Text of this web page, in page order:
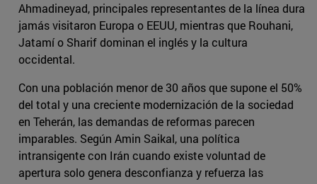
Ahmadineyad, principales representantes de la línea dura
jamás visitaron Europa o EEUU, mientras que Rouhani,
Jatamí o Sharif dominan el inglés y la cultura
occidental.
Con una población menor de 30 años que supone el 50%
del total y una creciente modernización de la sociedad
en Teherán, las demandas de reformas parecen
imparables. Según Amin Saikal, una política
intransigente con Irán cuando existe voluntad de
apertura solo genera desconfianza y refuerza las